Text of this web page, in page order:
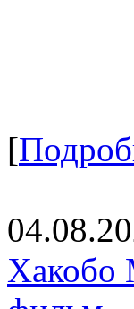
[
Хакобо